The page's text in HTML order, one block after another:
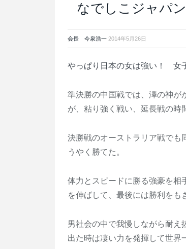
なでしこジャパン
会長 今泉浩一 2014年5月26日
やっぱり日本の女は強い！ 女
準決勝の中国戦では、澤の神が
が、粘り強く戦い、延長戦の時
決勝戦のオーストラリア戦でも
うやく勝てた。
体力とスピードに勝る強豪を相
を伸ばして、最後には勝利をも
男社会の中で我慢しながら耐え
出た時は凄い力を発揮して世界